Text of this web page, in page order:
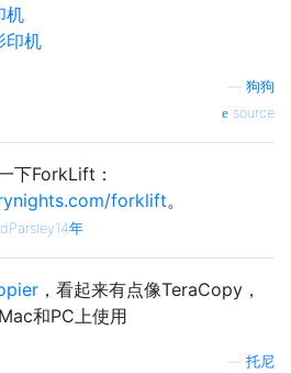
机
印机
狗狗
source
下ForkLift：
forklift。
年
，看起来有点像TeraCopy，
和PC上使用
托尼